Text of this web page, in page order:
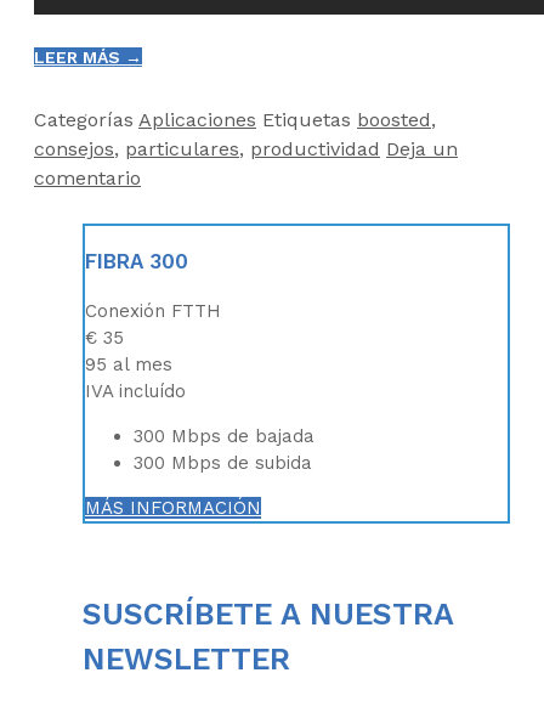
LEER MÁS →
Categorías Aplicaciones Etiquetas boosted,
consejos, particulares, productividad Deja un
comentario
FIBRA 300
Conexión FTTH
€ 35
95 al mes
IVA incluído
300 Mbps de bajada
300 Mbps de subida
MÁS INFORMACIÓN
SUSCRÍBETE A NUESTRA
NEWSLETTER